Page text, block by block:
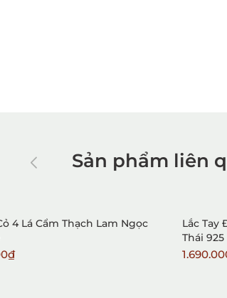
Sản phẩm liên
4 Lá Cẩm Thạch Lam Ngọc
Lắc Tay
Thái 925